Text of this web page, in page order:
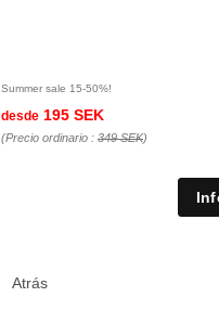
Summer sale 15-50%!
desde 195 SEK
(Precio ordinario : 349 SEK)
Atrás